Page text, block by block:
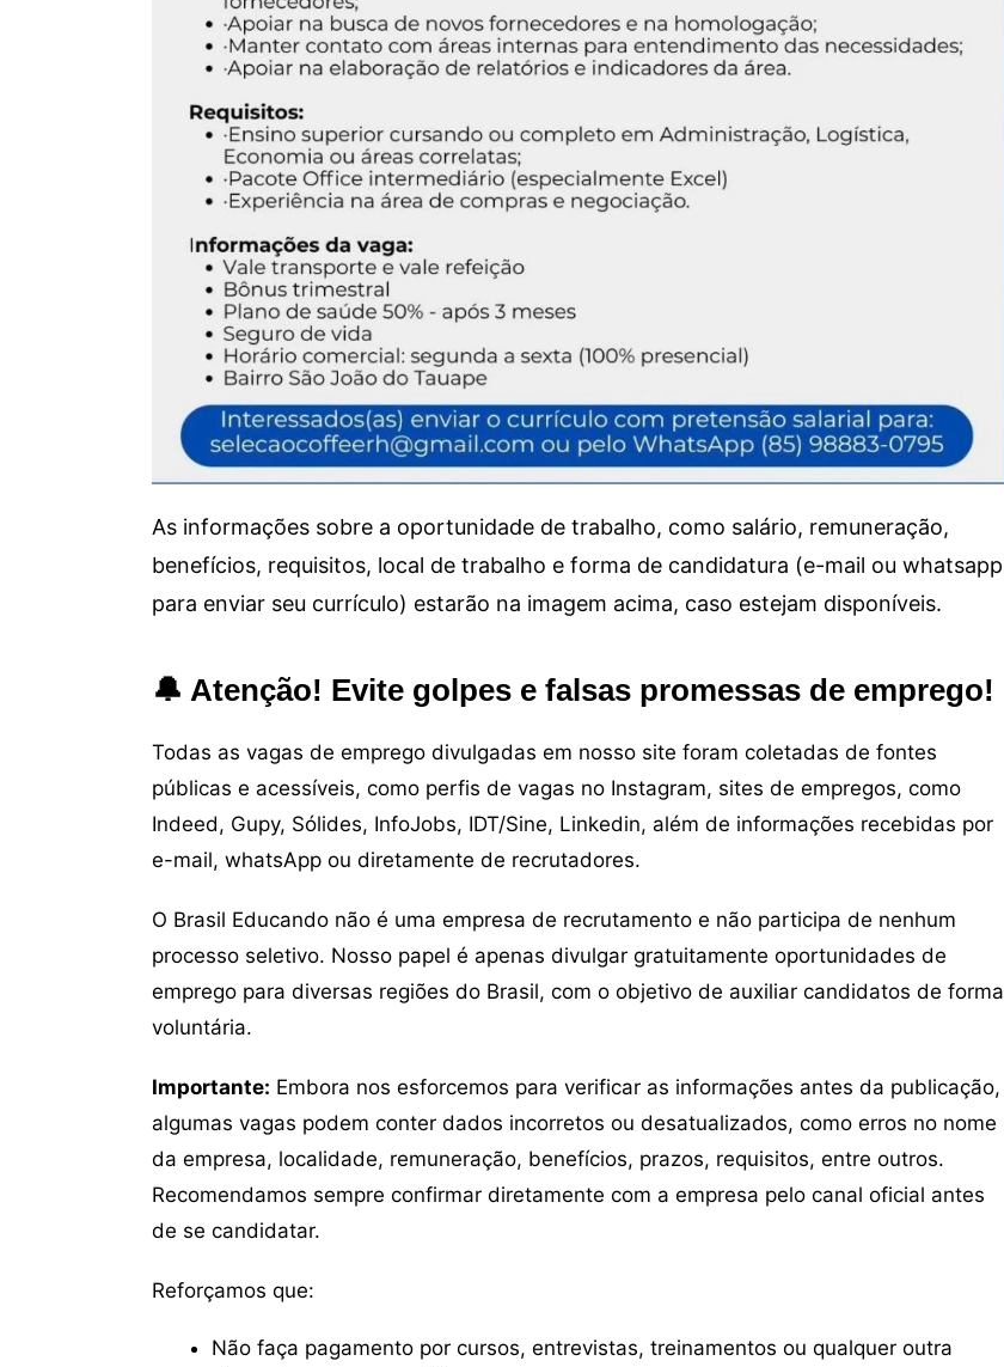
As informações sobre a oportunidade de trabalho, como salário, remuneração,
benefícios, requisitos, local de trabalho e forma de candidatura (e-mail ou whatsapp
para enviar seu currículo) estarão na imagem acima, caso estejam disponíveis.
🔔 Atenção! Evite golpes e falsas promessas de emprego!
Todas as vagas de emprego divulgadas em nosso site foram coletadas de fontes
públicas e acessíveis, como perfis de vagas no Instagram, sites de empregos, como
Indeed, Gupy, Sólides, InfoJobs, IDT/Sine, Linkedin, além de informações recebidas por
e-mail, whatsApp ou diretamente de recrutadores.
O Brasil Educando não é uma empresa de recrutamento e não participa de nenhum
processo seletivo. Nosso papel é apenas divulgar gratuitamente oportunidades de
emprego para diversas regiões do Brasil, com o objetivo de auxiliar candidatos de forma
voluntária.
Importante: Embora nos esforcemos para verificar as informações antes da publicação,
algumas vagas podem conter dados incorretos ou desatualizados, como erros no nome
da empresa, localidade, remuneração, benefícios, prazos, requisitos, entre outros.
Recomendamos sempre confirmar diretamente com a empresa pelo canal oficial antes
de se candidatar.
Reforçamos que:
Não faça pagamento por cursos, entrevistas, treinamentos ou qualquer outra